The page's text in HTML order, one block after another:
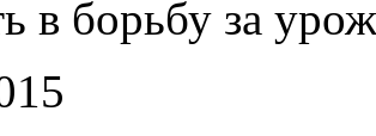
в борьбу за